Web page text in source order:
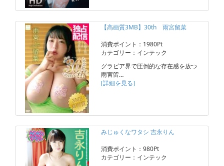
【高画質3MB】30th 雨宮留菜
消費ポイント：1980Pt
カテゴリー：インテック
グラビア界で圧倒的な存在感を放つ
雨宮留…
[詳細を見る]
みじゅくなワタシ 吉永りん
消費ポイント：980Pt
カテゴリー：インテック